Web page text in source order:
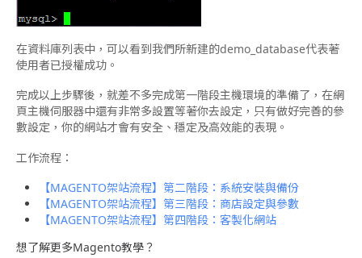
在資料庫列表中，可以看到我們所新建的demo_database代表著
使用者已授權成功。
完成以上步驟後，就差不多完成第一階段主機環境的準備了，在網
頁主機伺服器中還有非常多設置等著你去設定，只有做好完善的參
數設定，你的網站才會有安全、穩定及高效能的表現。
工作流程：
【MAGENTO架站流程】第二階段：系統安裝與備份
【MAGENTO架站流程】第三階段：商店設定與參數
【MAGENTO架站流程】第四階段：客製化網站
想了解更多Magento教學？